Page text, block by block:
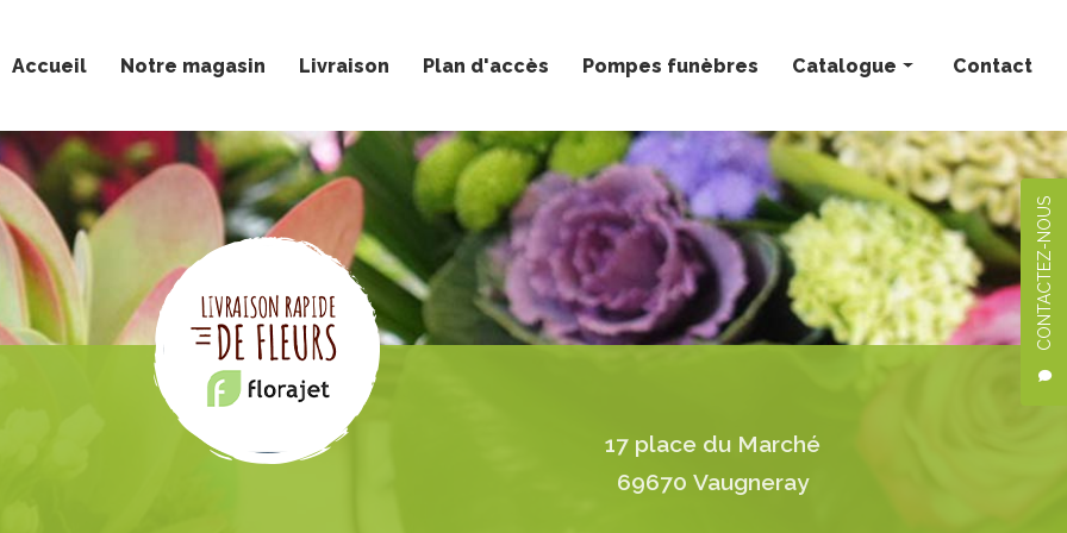
CONTACTEZ-NOUS
Accueil Notre magasin Livraison Plan d'accès Pompes funèbres Catalogue
Bouquets personnalisés
Compositions florales
Deuil
Mariage
Plantes
Contact
17 place du Marché
69670 Vaugneray